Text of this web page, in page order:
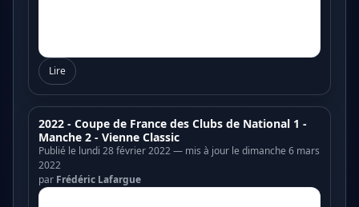
Lire
2022 - Coupe de France des Clubs de National 1 -
Manche 2 - Vienne Classic
Publié le lundi 28 février 2022 — mis à jour le dimanche 6 mars
2022
par Frédéric Lafargue